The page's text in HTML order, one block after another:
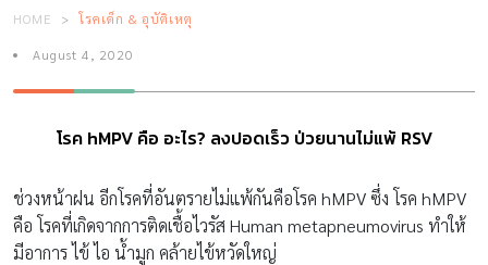
HOME โรคเด็ก & อุบัติเหตุ
August 4, 2020
โรค hMPV คือ อะไร? ลงปอดเร็ว ป่วยนานไม่แพ้ RSV
ช่วงหน้าฝน อีกโรคที่อันตรายไม่แพ้กันคือโรค hMPV ซึ่ง โรค hMPV
คือ โรคที่เกิดจากการติดเชื้อไวรัส Human metapneumovirus ทำให้
มีอาการ ไข้ ไอ น้ำมูก คล้ายไข้หวัดใหญ่